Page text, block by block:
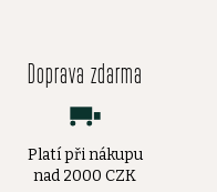
Doprava zdarma
Platí při nákupu
nad 2000 CZK